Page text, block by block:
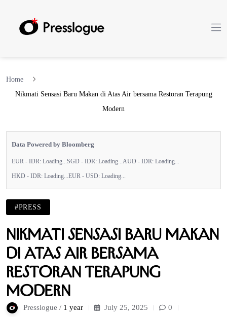
Home
Nikmati Sensasi Baru Makan di Atas Air bersama Restoran Terapung
Modern
Data Powered by Bloomberg
EUR - IDR: Loading... SGD - IDR: Loading... AUD - IDR: Loading...
HKD - IDR: Loading... EUR - USD: Loading...
#PRESS
Nikmati Sensasi Baru Makan
di Atas Air bersama
Restoran Terapung
Modern
Presslogue / 1 year July 25, 2025
0